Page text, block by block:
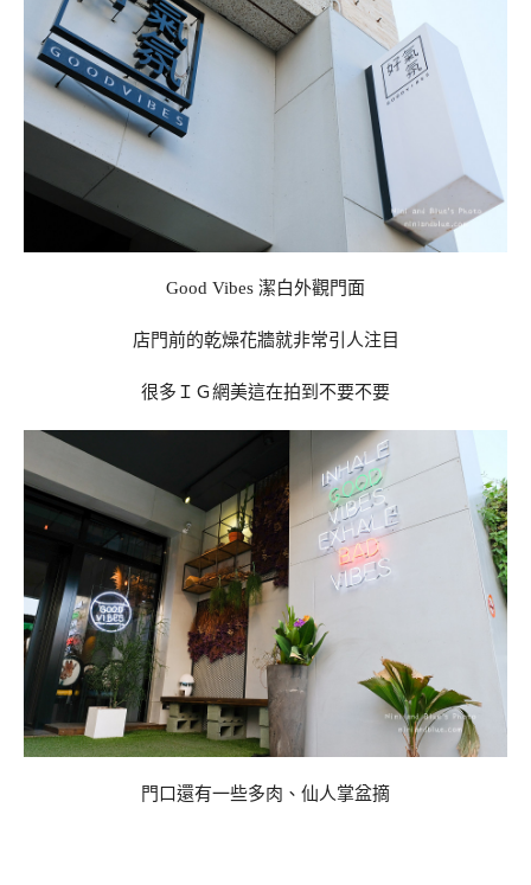
Good Vibes 潔白外觀門面
店門前的乾燥花牆就非常引人注目
很多ＩＧ網美這在拍到不要不要
門口還有一些多肉、仙人掌盆摘